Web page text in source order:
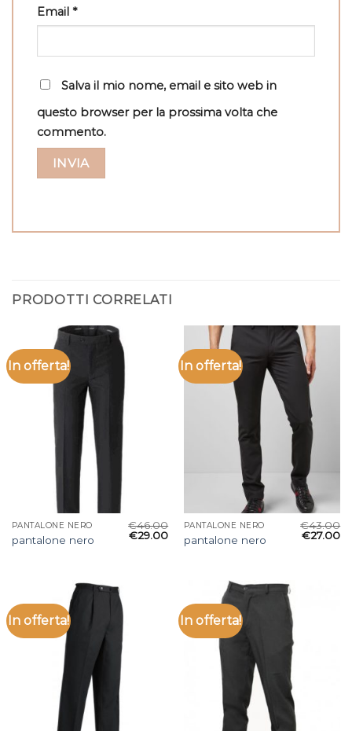
Email *
Salva il mio nome, email e sito web in
questo browser per la prossima volta che
commento.
PRODOTTI CORRELATI
In offerta!
PANTALONE NERO
pantalone nero
€46.00
€29.00
In offerta!
PANTALONE NERO
pantalone nero
€43.00
€27.00
In offerta! In offerta!